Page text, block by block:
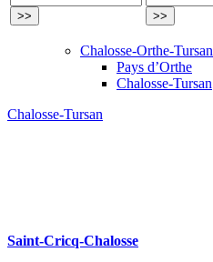
Chalosse-Orthe-Tursan
Pays d’Orthe
Chalosse-Tursan
Chalosse-Tursan
Saint-Cricq-Chalosse